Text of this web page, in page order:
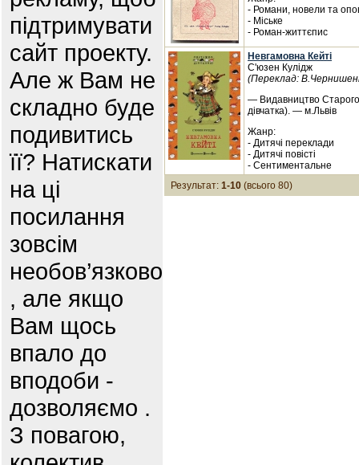
підтримувати
сайт проекту.
Але ж Вам не
складно буде
подивитись
її? Натискати
на ці
посилання
зовсім
необов’язково
, але якщо
Вам щось
впало до
вподоби -
дозволяємо .
З повагою,
- Романи, новели та
- Міське
- Роман-життєпис
Невгамовна Кейті
С'юзен Кулідж
(Переклад:
— Видавництво
дівчатка). — м.Львів
Жанр:
- Дитячі переклади
- Дитячі повісті
- Сентиментальне
Результат: 1-10 (всього 80)